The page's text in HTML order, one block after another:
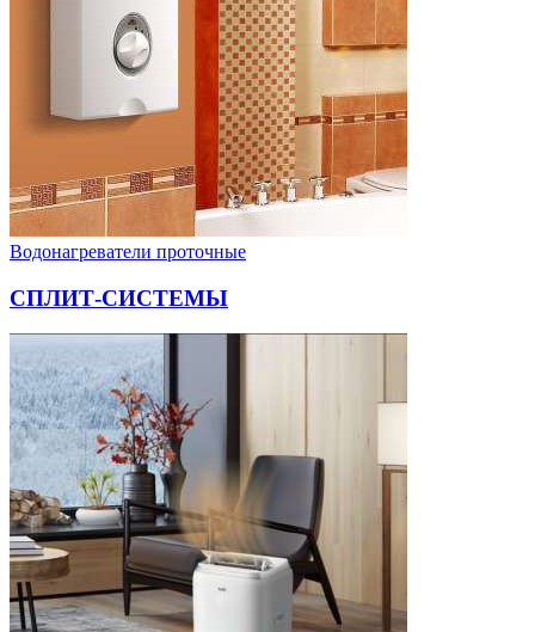
Водонагреватели проточные
СПЛИТ-СИСТЕМЫ